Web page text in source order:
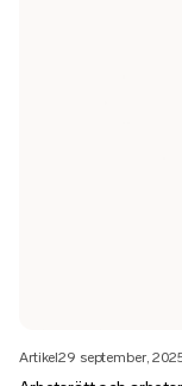
Artikel29 september,